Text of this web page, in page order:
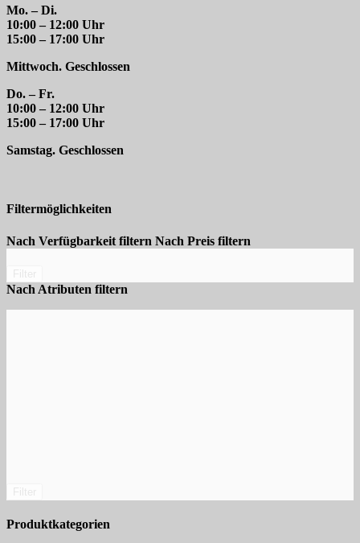
Mo. – Di.
10:00 – 12:00 Uhr
15:00 – 17:00 Uhr
Mittwoch. Geschlossen
Do. – Fr.
10:00 – 12:00 Uhr
15:00 – 17:00 Uhr
Samstag. Geschlossen
Filtermöglichkeiten
Nach Verfügbarkeit filtern Nach Preis filtern
Nach Atributen filtern
Produktkategorien